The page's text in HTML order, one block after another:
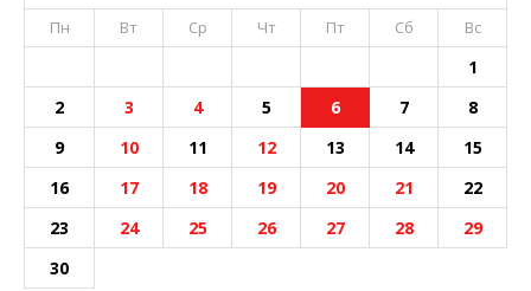
Пн
Вт Ср Чт Пт Сб Вс
1
2
3 4 5 6 7
8
9
10 11 12 13 14
15
16
17 18 19 20 21
22
23
24 25 26 27 28
29
30